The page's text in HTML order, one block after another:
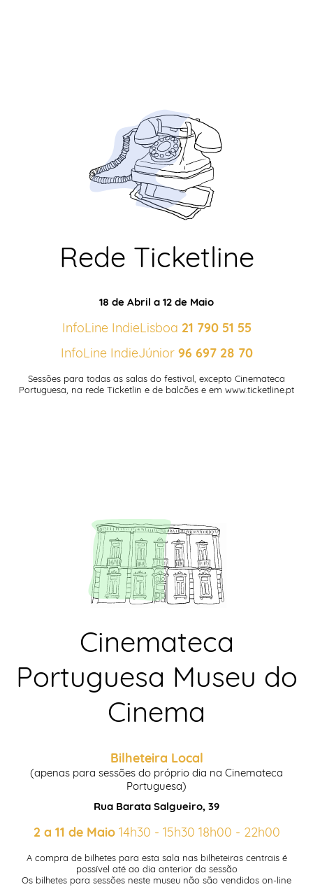
Rede Ticketline
18 de Abril a 12 de Maio
InfoLine IndieLisboa 21 790 51 55
InfoLine IndieJúnior 96 697 28 70
Sessões para todas as salas do festival, excepto Cinemateca
Portuguesa, na rede Ticketlin e de balcões e em www.ticketline.pt
Cinemateca
Portuguesa Museu do
Cinema
Bilheteira Local
(apenas para sessões do próprio dia na Cinemateca
Portuguesa)
Rua Barata Salgueiro, 39
2 a 11 de Maio14h30 - 15h30 18h00 - 22h00
A compra de bilhetes para esta sala nas bilheteiras centrais é
possível até ao dia anterior da sessão
Os bilhetes para sessões neste museu não são vendidos on-line